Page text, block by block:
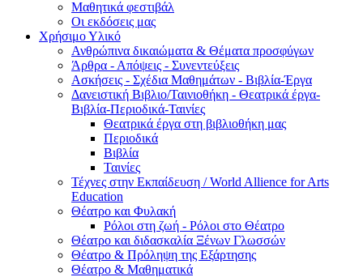
Μαθητικά φεστιβάλ
Οι εκδόσεις μας
Χρήσιμο Υλικό
Ανθρώπινα δικαιώματα & Θέματα προσφύγων
Άρθρα - Απόψεις - Συνεντεύξεις
Ασκήσεις - Σχέδια Μαθημάτων - Βιβλία-Έργα
Δανειστική Βιβλιο/Ταινιοθήκη - Θεατρικά έργα-
Βιβλία-Περιοδικά-Ταινίες
Θεατρικά έργα στη βιβλιοθήκη μας
Περιοδικά
Βιβλία
Ταινίες
Τέχνες στην Εκπαίδευση / World Allience for Arts
Education
Θέατρο και Φυλακή
Ρόλοι στη ζωή - Ρόλοι στο Θέατρο
Θέατρο και διδασκαλία Ξένων Γλωσσών
Θέατρο & Πρόληψη της Εξάρτησης
Θέατρο & Μαθηματικά